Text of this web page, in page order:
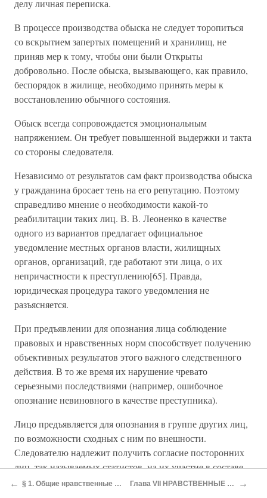
делу личная переписка.
В процессе производства обыска не следует торопиться
со вскрытием запертых помещений и хранилищ, не
приняв мер к тому, чтобы они были Открыты
добровольно. После обыска, вызывающего, как правило,
беспорядок в жилище, необходимо принять меры к
восстановлению обычного состояния.
Обыск всегда сопровождается эмоциональным
напряжением. Он требует повышенной выдержки и такта
со стороны следователя.
Независимо от результатов сам факт производства обыска
у гражданина бросает тень на его репутацию. Поэтому
справедливо мнение о необходимости какой-то
реабилитации таких лиц. В. В. Леоненко в качестве
одного из вариантов предлагает официальное
уведомление местных органов власти, жилищных
органов, организаций, где работают эти лица, о их
непричастности к преступлению[65]. Правда,
юридическая процедура такого уведомления не
разъясняется.
При предъявлении для опознания лица соблюдение
правовых и нравственных норм способствует получению
объективных результатов этого важного следственного
действия. В то же время их нарушение чревато
серьезными последствиями (например, ошибочное
опознание невиновного в качестве преступника).
Лицо предъявляется для опознания в группе других лиц,
по возможности сходных с ним по внешности.
Следователю надлежит получить согласие посторонних
лиц, так называемых статистов, на их участие в составе
группы, предъявляемой для опознания. Далеко не
← § 1. Общие нравственные требования к деятельности следователя Глава VII НРАВСТВЕННЫЕ НАЧАЛА ОСУЩЕСТВЛЕНИЯ ПРАВОСУДИЯ →